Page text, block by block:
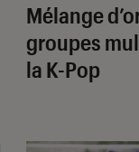
Mélange
groupes
la K-Pop